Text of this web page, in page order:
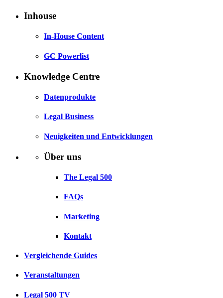
Inhouse
In-House Content
GC Powerlist
Knowledge Centre
Datenprodukte
Legal Business
Neuigkeiten und Entwicklungen
Über uns
The Legal 500
FAQs
Marketing
Kontakt
Vergleichende Guides
Veranstaltungen
Legal 500 TV